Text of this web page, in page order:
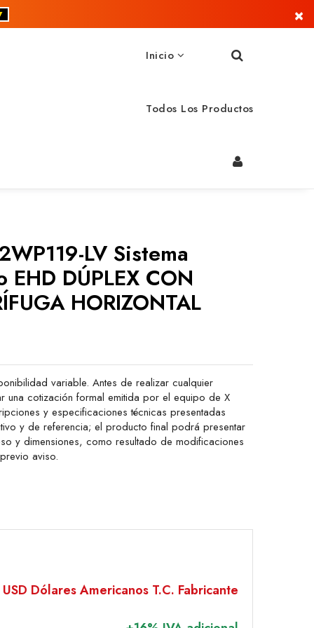
×
Inicio
Todos Los Productos
LV Sistema
DÚPLEX CON
HORIZONTAL
variable. Antes de realizar cualquier
una cotización formal emitida por el equipo de X
y especificaciones técnicas presentadas
y de referencia; el producto final podrá presentar
y dimensiones, como resultado de modificaciones
aviso.
Dólares Americanos T.C. Fabricante